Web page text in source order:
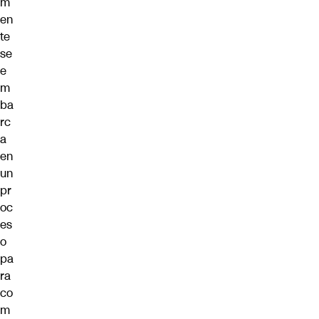
en
te
se
e
m
ba
rc
a
en
un
pr
oc
es
o
pa
ra
co
m